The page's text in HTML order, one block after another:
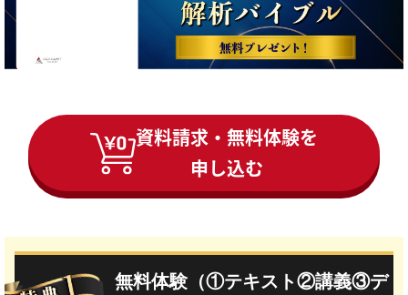
資料請求・無料体験を
申し込む
無料体験（①テキスト②講義③デ